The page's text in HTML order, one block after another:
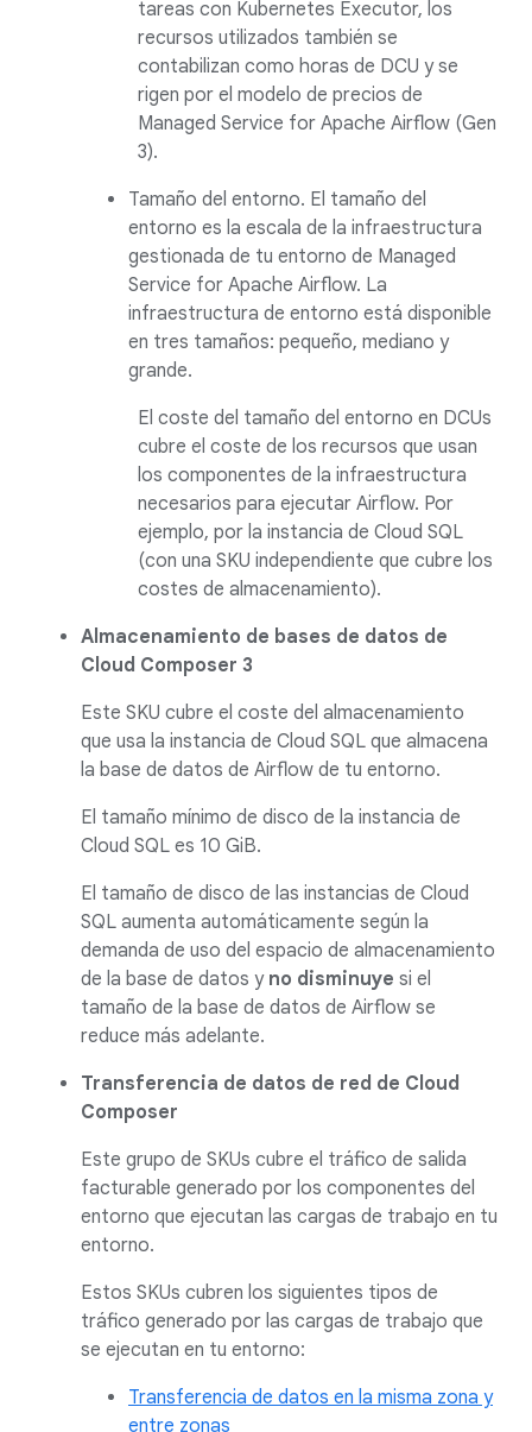
tareas con Kubernetes Executor, los
recursos utilizados también se
contabilizan como horas de DCU y se
rigen por el modelo de precios de
Managed Service for Apache Airflow (Gen
3).
Tamaño del entorno. El tamaño del
entorno es la escala de la infraestructura
gestionada de tu entorno de Managed
Service for Apache Airflow. La
infraestructura de entorno está disponible
en tres tamaños: pequeño, mediano y
grande.
El coste del tamaño del entorno en DCUs
cubre el coste de los recursos que usan
los componentes de la infraestructura
necesarios para ejecutar Airflow. Por
ejemplo, por la instancia de Cloud SQL
(con una SKU independiente que cubre los
costes de almacenamiento).
Almacenamiento de bases de datos de
Cloud Composer 3
Este SKU cubre el coste del almacenamiento
que usa la instancia de Cloud SQL que almacena
la base de datos de Airflow de tu entorno.
El tamaño mínimo de disco de la instancia de
Cloud SQL es 10 GiB.
El tamaño de disco de las instancias de Cloud
SQL aumenta automáticamente según la
demanda de uso del espacio de almacenamiento
de la base de datos y no disminuye si el
tamaño de la base de datos de Airflow se
reduce más adelante.
Transferencia de datos de red de Cloud
Composer
Este grupo de SKUs cubre el tráfico de salida
facturable generado por los componentes del
entorno que ejecutan las cargas de trabajo en tu
entorno.
Estos SKUs cubren los siguientes tipos de
tráfico generado por las cargas de trabajo que
se ejecutan en tu entorno:
Transferencia de datos en la misma zona y
entre zonas